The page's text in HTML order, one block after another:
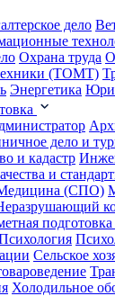
дело
Охрана труда
(ТОМТ)
Энергетика
дело и
и кадастр
и
(СПО)
подготовка
Сельское
Холодильное